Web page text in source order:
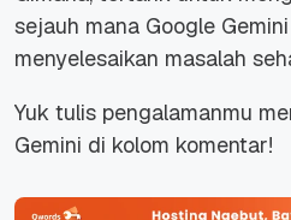
sejauh mana Google
menyelesaikan masalah
Yuk tulis pengalamanmu
Gemini di kolom komentar!